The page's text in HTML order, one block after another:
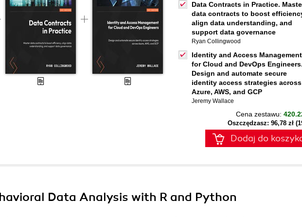
Data Contracts in Practice.
data contracts to boost
align data understanding, and
support data governance
Ryan Collingwood
Identity and Access Management
for Cloud and DevOps
Design and automate secure
identity access strategies across
Azure, AWS, and GCP
Jeremy Wallace
Cena zestawu:
Oszczędzasz: 96,78 zł
Dodaj do
Data Analysis with R and Python